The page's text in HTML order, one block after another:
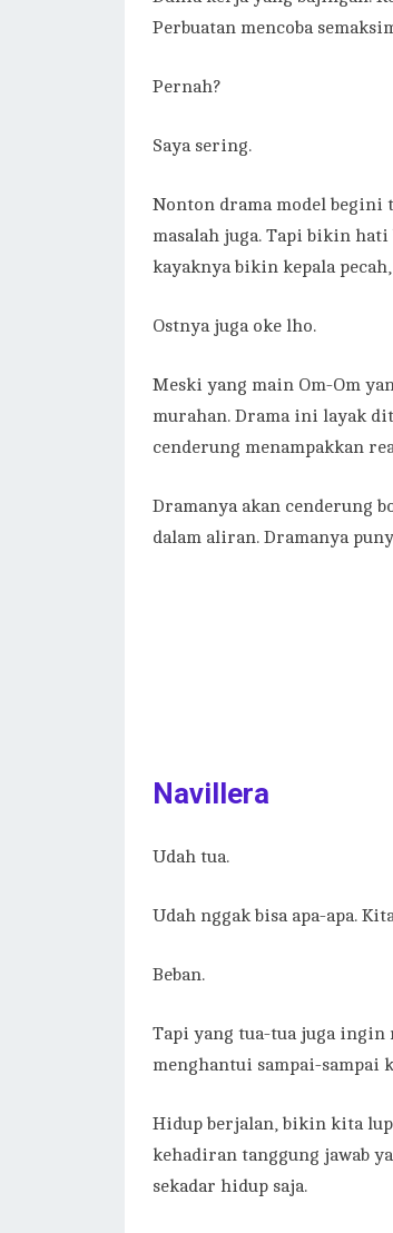
Perbuatan mencoba
Pernah?
Saya sering.
Nonton drama model begini
masalah juga. Tapi bikin
kayaknya bikin kepala
Ostnya juga oke lho.
Meski yang main Om-Om
murahan. Drama ini layak
cenderung menampakkan
Dramanya akan cenderung
dalam aliran. Dramanya
Navillera
Udah tua.
Udah nggak bisa apa-apa.
Beban.
Tapi yang tua-tua juga ingin
menghantui sampai-sampai
Hidup berjalan, bikin kita
kehadiran tanggung jawab
sekadar hidup saja.